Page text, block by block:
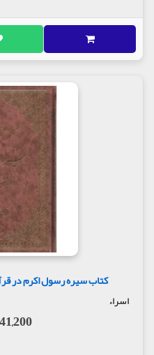
کتاب سیره رسول اکرم در
اسراء
741,200